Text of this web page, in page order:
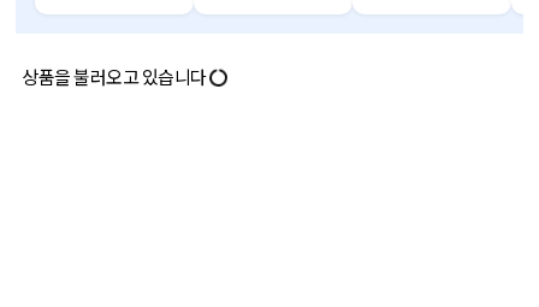
상품을 불러오고 있습니다